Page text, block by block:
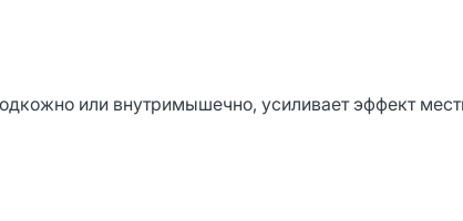
или внутримышечно, усиливает эффект